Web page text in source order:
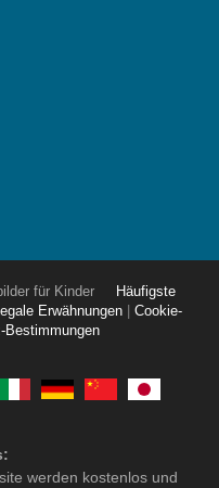
für Kinder
Häufigste
Erwähnungen
Cookie-
Bestimmungen
werden kostenlos und